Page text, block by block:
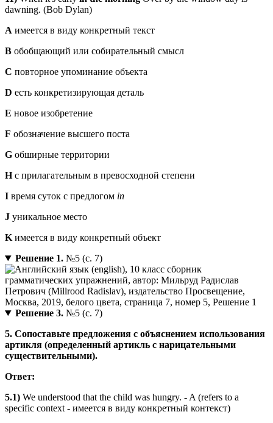
dawning. (Bob Dylan)
A имеется в виду конкретный текст
B обобщающий или собирательный смысл
C повторное упоминание объекта
D есть конкретизирующая деталь
E новое изобретение
F обозначение высшего поста
G обширные территории
Hс прилагательным в превосходной степени
I время суток с предлогом in
J уникальное место
K имеется в виду конкретный объект
Решение 1.№5 (с. 7)
Решение 3.№5 (с. 7)
5. Сопоставьте предложения с объяснением использования
артикля (определенный артикль с нарицательными
существительными).
Ответ:
5.1) We understood that the child was hungry. - A (refers to a
specific context - имеется в виду конкретный контекст)